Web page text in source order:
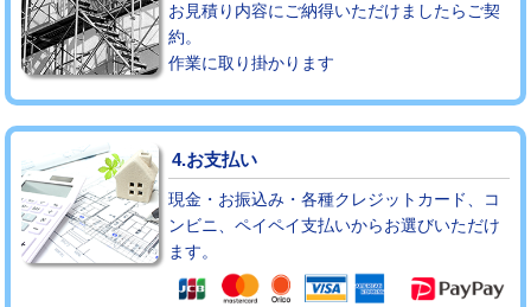
お見積り内容にご納得いただけましたらご契
約。
作業に取り掛かります
4.お支払い
現金・お振込み・各種クレジットカード、コ
ンビニ、ペイペイ支払いからお選びいただけ
ます。